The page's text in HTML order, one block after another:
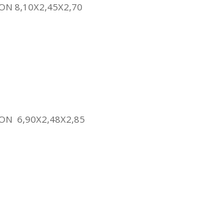
8,10X2,45X2,70
6,90X2,48X2,85